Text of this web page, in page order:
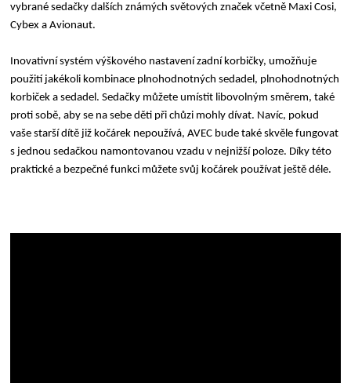
vybrané sedačky dalších známých světových značek včetně Maxi Cosi,
Cybex a Avionaut.
Inovativní systém výškového nastavení zadní korbičky, umožňuje
použití jakékoli kombinace plnohodnotných sedadel, plnohodnotných
korbiček a sedadel. Sedačky můžete umístit libovolným směrem, také
proti sobě, aby se na sebe děti při chůzi mohly dívat. Navíc, pokud
vaše starší dítě již kočárek nepoužívá, AVEC bude také skvěle fungovat
s jednou sedačkou namontovanou vzadu v nejnižší poloze. Díky této
praktické a bezpečné funkci můžete svůj kočárek používat ještě déle.